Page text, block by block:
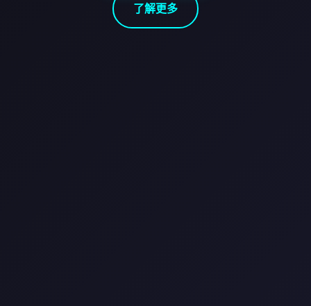
了解更多